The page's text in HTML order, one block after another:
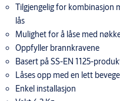
Tilgjengelig for kombinasjon
lås
Mulighet for å låse med
Oppfyller brannkravene
Basert på SS-EN 1125-
Låses opp med en lett
Enkel installasjon